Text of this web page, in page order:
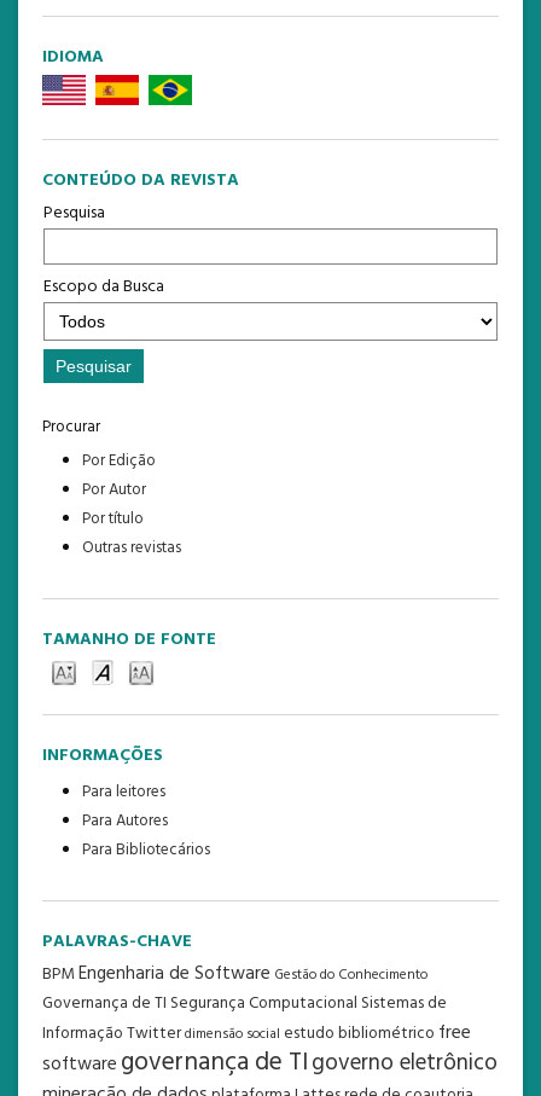
IDIOMA
CONTEÚDO DA REVISTA
Pesquisa
Escopo da Busca
Procurar
Por Edição
Por Autor
Por título
Outras revistas
TAMANHO DE FONTE
INFORMAÇÕES
Para leitores
Para Autores
Para Bibliotecários
PALAVRAS-CHAVE
BPMEngenharia de Software Gestão do Conhecimento
Governança de TI Segurança Computacional Sistemas de
InformaçãoTwitterdimensão social estudo bibliométrico free
software governança de TIgoverno eletrônico